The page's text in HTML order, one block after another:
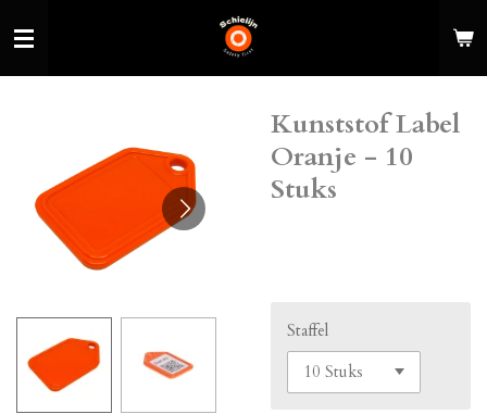
direct
Kunststof Label
Oranje - 10
Stuks
Staffel